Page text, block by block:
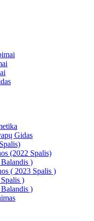
Gidas
(2022 Spalis)
)
( 2023 Spalis )
)
)